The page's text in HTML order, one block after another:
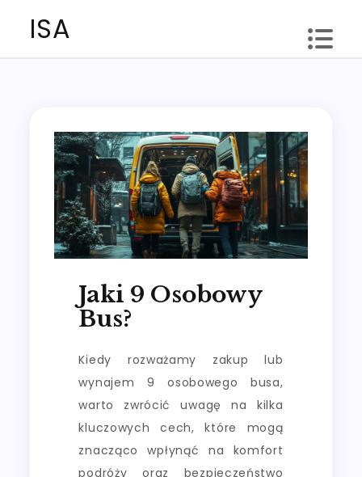
ISA
Jaki 9 Osobowy
Bus?
Kiedy rozważamy zakup lub
wynajem 9 osobowego busa,
warto zwrócić uwagę na kilka
kluczowych cech, które mogą
znacząco wpłynąć na komfort
podróży oraz bezpieczeństwo